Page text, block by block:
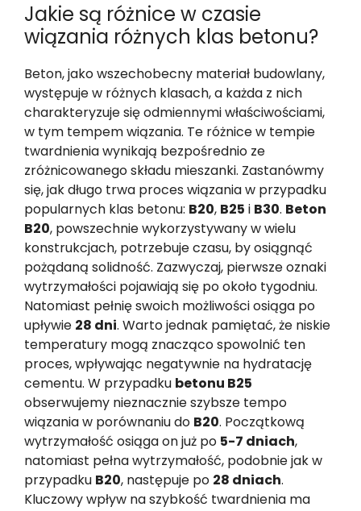
Jakie są różnice w czasie
wiązania różnych klas betonu?
Beton, jako wszechobecny materiał budowlany,
występuje w różnych klasach, a każda z nich
charakteryzuje się odmiennymi właściwościami,
w tym tempem wiązania. Te różnice w tempie
twardnienia wynikają bezpośrednio ze
zróżnicowanego składu mieszanki. Zastanówmy
się, jak długo trwa proces wiązania w przypadku
popularnych klas betonu: B20, B25 i B30. Beton
B20, powszechnie wykorzystywany w wielu
konstrukcjach, potrzebuje czasu, by osiągnąć
pożądaną solidność. Zazwyczaj, pierwsze oznaki
wytrzymałości pojawiają się po około tygodniu.
Natomiast pełnię swoich możliwości osiąga po
upływie 28 dni. Warto jednak pamiętać, że niskie
temperatury mogą znacząco spowolnić ten
proces, wpływając negatywnie na hydratację
cementu. W przypadku betonu B25
obserwujemy nieznacznie szybsze tempo
wiązania w porównaniu do B20. Początkową
wytrzymałość osiąga on już po 5-7 dniach,
natomiast pełna wytrzymałość, podobnie jak w
przypadku B20, następuje po 28 dniach.
Kluczowy wpływ na szybkość twardnienia ma